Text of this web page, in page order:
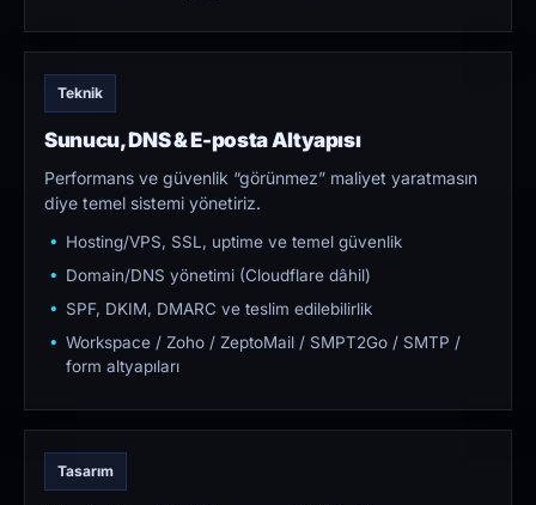
Teknik
Sunucu, DNS & E-posta Altyapısı
Performans ve güvenlik “görünmez” maliyet yaratmasın
diye temel sistemi yönetiriz.
Hosting/VPS, SSL, uptime ve temel güvenlik
Domain/DNS yönetimi (Cloudflare dâhil)
SPF, DKIM, DMARC ve teslim edilebilirlik
Workspace / Zoho / ZeptoMail / SMPT2Go / SMTP /
form altyapıları
Tasarım